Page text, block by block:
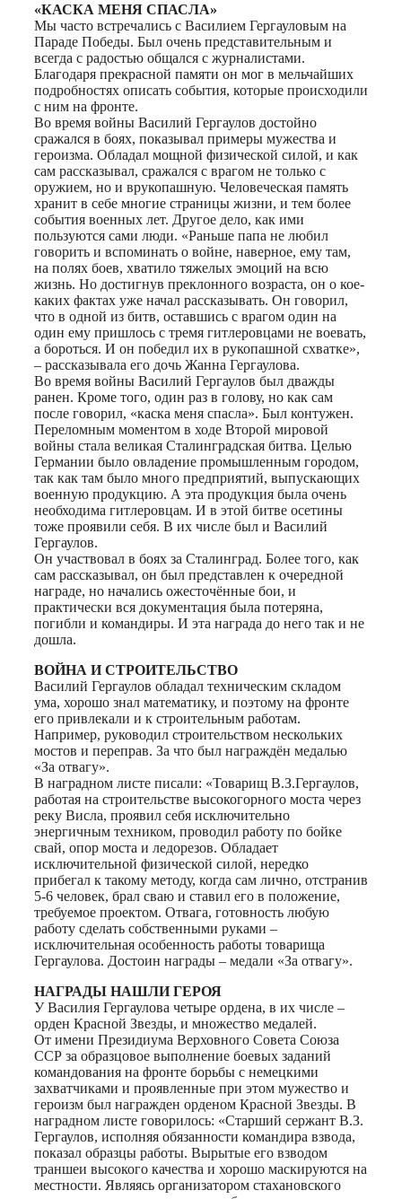
«КАСКА МЕНЯ СПАСЛА»
Мы часто встречались с Василием Гергауловым на
Параде Победы. Был очень представительным и
всегда с радостью общался с журналистами.
Благодаря прекрасной памяти он мог в мельчайших
подробностях описать события, которые происходили
с ним на фронте.
Во время войны Василий Гергаулов достойно
сражался в боях, показывал примеры мужества и
героизма. Обладал мощной физической силой, и как
сам рассказывал, сражался с врагом не только с
оружием, но и врукопашную. Человеческая память
хранит в себе многие страницы жизни, и тем более
события военных лет. Другое дело, как ими
пользуются сами люди. «Раньше папа не любил
говорить и вспоминать о войне, наверное, ему там,
на полях боев, хватило тяжелых эмоций на всю
жизнь. Но достигнув преклонного возраста, он о кое-
каких фактах уже начал рассказывать. Он говорил,
что в одной из битв, оставшись с врагом один на
один ему пришлось с тремя гитлеровцами не воевать,
а бороться. И он победил их в рукопашной схватке»,
– рассказывала его дочь Жанна Гергаулова.
Во время войны Василий Гергаулов был дважды
ранен. Кроме того, один раз в голову, но как сам
после говорил, «каска меня спасла». Был контужен.
Переломным моментом в ходе Второй мировой
войны стала великая Сталинградская битва. Целью
Германии было овладение промышленным городом,
так как там было много предприятий, выпускающих
военную продукцию. А эта продукция была очень
необходима гитлеровцам. И в этой битве осетины
тоже проявили себя. В их числе был и Василий
Гергаулов.
Он участвовал в боях за Сталинград. Более того, как
сам рассказывал, он был представлен к очередной
награде, но начались ожесточённые бои, и
практически вся документация была потеряна,
погибли и командиры. И эта награда до него так и не
дошла.
ВОЙНА И СТРОИТЕЛЬСТВО
Василий Гергаулов обладал техническим складом
ума, хорошо знал математику, и поэтому на фронте
его привлекали и к строительным работам.
Например, руководил строительством нескольких
мостов и переправ. За что был награждён медалью
«За отвагу».
В наградном листе писали: «Товарищ В.З.Гергаулов,
работая на строительстве высокогорного моста через
реку Висла, проявил себя исключительно
энергичным техником, проводил работу по бойке
свай, опор моста и ледорезов. Обладает
исключительной физической силой, нередко
прибегал к такому методу, когда сам лично, отстранив
5-6 человек, брал сваю и ставил его в положение,
требуемое проектом. Отвага, готовность любую
работу сделать собственными руками –
исключительная особенность работы товарища
Гергаулова. Достоин награды – медали «За отвагу».
НАГРАДЫ НАШЛИ ГЕРОЯ
У Василия Гергаулова четыре ордена, в их числе –
орден Красной Звезды, и множество медалей.
От имени Президиума Верховного Совета Союза
ССР за образцовое выполнение боевых заданий
командования на фронте борьбы с немецкими
захватчиками и проявленные при этом мужество и
героизм был награжден орденом Красной Звезды. В
наградном листе говорилось: «Старший сержант В.З.
Гергаулов, исполняя обязанности командира взвода,
показал образцы работы. Вырытые его взводом
траншеи высокого качества и хорошо маскируются на
местности. Являясь организатором стахановского